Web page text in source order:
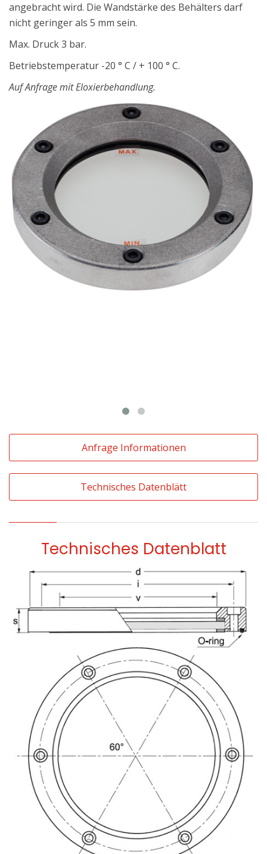
angebracht wird. Die Wandstärke des Behälters darf
nicht geringer als 5 mm sein.
Max. Druck 3 bar.
Betriebstemperatur -20 ° C / + 100 ° C.
Auf Anfrage mit Eloxierbehandlung.
Anfrage Informationen
Technisches Datenblätt
Technisches Datenblatt